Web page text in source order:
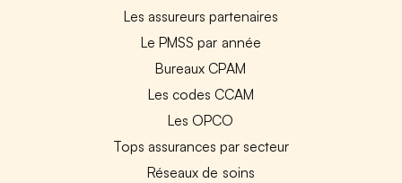
Les assureurs partenaires
Le PMSS par année
Bureaux CPAM
Les codes CCAM
Les OPCO
Tops assurances par secteur
Réseaux de soins